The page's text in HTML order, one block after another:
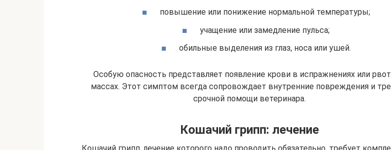
повышение или понижение нормальной температуры;
учащение или замедление пульса;
обильные выделения из глаз, носа или ушей.
Особую опасность представляет появление крови в испражнениях или
массах. Этот симптом всегда сопровождает внутренние повреждения и
срочной помощи ветеринара.
Кошачий грипп: лечение